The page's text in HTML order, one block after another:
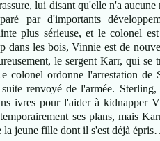
lui disant qu'elle n'a aucune
par d'importants
plus sérieuse, et le colonel
dans les bois, Vinnie est de
le sergent Karr, qui
colonel ordonne l'arrestation de
renvoyé de l'armée. Sterling,
ivres pour l'aider à kidnapper
ses plans, mais
la jeune fille dont il s'est déjà